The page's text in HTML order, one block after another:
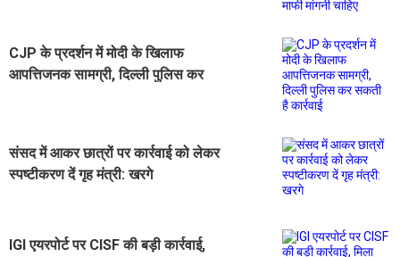
CJP के प्रदर्शन में मोदी के खिलाफ
आपत्तिजनक सामग्री, दिल्ली पुलिस कर
संसद में आकर छात्रों पर कार्रवाई को लेकर
स्पष्टीकरण दें गृह मंत्री: खरगे
IGI एयरपोर्ट पर CISF की बड़ी कार्रवाई,